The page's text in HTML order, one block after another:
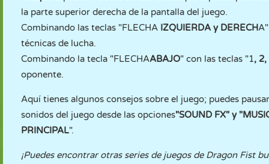
la parte superior derecha de la pantalla del juego.
Combinando las teclas "FLECHA IZQUIERDA y DERECH
técnicas de lucha.
Combinando la tecla "FLECHAABAJO" con las teclas "1, 2,
oponente.
Aquí tienes algunos consejos sobre el juego; puedes
sonidos del juego desde las opciones"SOUND FX" y
PRINCIPAL".
¡Puedes encontrar otras series de juegos de Dragon Fist